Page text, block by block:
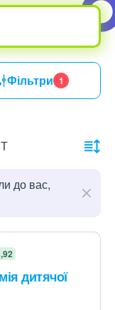
Фільтри 1
до вас,
дитячої